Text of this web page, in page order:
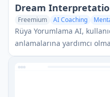
Dream
Freemium AI Coaching
AI Knowledge Management
Rüya Yorumlama AI,
anlamalarına yardımcı
yöntemlerini modern AI
anında, kişiselleştirilmiş